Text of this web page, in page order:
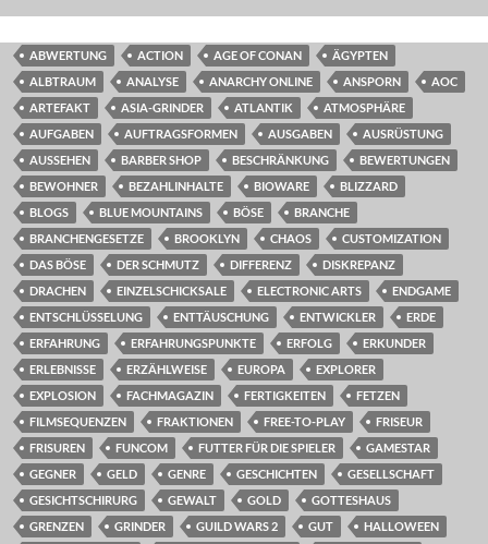
ABWERTUNG ACTION AGE OF CONAN
ÄGYPTEN
ALBTRAUM
ANALYSE ANARCHY ONLINE ANSPORN
AOC
ARTEFAKT
ASIA-GRINDER ATLANTIK
ATMOSPHÄRE
AUFGABEN
AUFTRAGSFORMEN AUSGABEN
AUSRÜSTUNG
AUSSEHEN
BARBER SHOP BESCHRÄNKUNG
BEWERTUNGEN
BEWOHNER
BEZAHLINHALTE BIOWARE
BLIZZARD
BLOGS
BLUE MOUNTAINS BÖSE
BRANCHE
BRANCHENGESETZE
BROOKLYN CHAOS
CUSTOMIZATION
DAS BÖSE
DER SCHMUTZ DIFFERENZ
DISKREPANZ
DRACHEN
EINZELSCHICKSALE ELECTRONIC ARTS
ENDGAME
ENTSCHLÜSSELUNG
ENTTÄUSCHUNG ENTWICKLER
ERDE
ERFAHRUNG
ERFAHRUNGSPUNKTE ERFOLG
ERKUNDER
ERLEBNISSE
ERZÄHLWEISE EUROPA
EXPLORER
EXPLOSION
FACHMAGAZIN FERTIGKEITEN
FETZEN
FILMSEQUENZEN
FRAKTIONEN FREE-TO-PLAY
FRISEUR
FRISUREN
FUNCOM FUTTER FÜR DIE SPIELER
GAMESTAR
GEGNER
GELD GENRE GESCHICHTEN
GESELLSCHAFT
GESICHTSCHIRURG
GEWALT GOLD
GOTTESHAUS
GRENZEN
GRINDER GUILD WARS 2 GUT
HALLOWEEN